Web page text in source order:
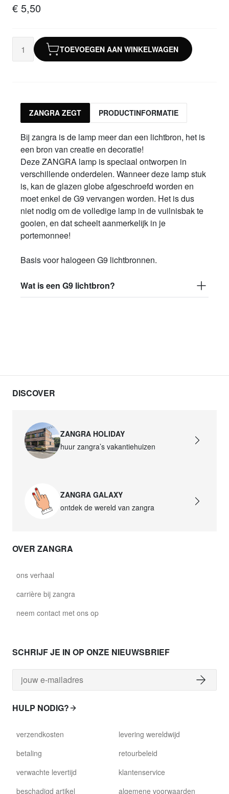
€ 5,50
TOEVOEGEN AAN WINKELWAGEN
ZANGRA ZEGT PRODUCTINFORMATIE
Bij zangra is de lamp meer dan een lichtbron, het is
een bron van creatie en decoratie!
Deze ZANGRA lamp is speciaal ontworpen in
verschillende onderdelen. Wanneer deze lamp stuk
is, kan de glazen globe afgeschroefd worden en
moet enkel de G9 vervangen worden. Het is dus
niet nodig om de volledige lamp in de vuilnisbak te
gooien, en dat scheelt aanmerkelijk in je
portemonnee!
Basis voor halogeen G9 lichtbronnen.
Wat is een G9 lichtbron?
DISCOVER
ZANGRA HOLIDAY
huur zangra’s vakantiehuizen
ZANGRA GALAXY
ontdek de wereld van zangra
OVER ZANGRA
ons verhaal
carrière bij zangra
neem contact met ons op
SCHRIJF JE IN OP ONZE NIEUWSBRIEF
HULP NODIG?
verzendkosten
betaling
verwachte levertijd
beschadigd artikel
levering wereldwijd
retourbeleid
klantenservice
algemene voorwaarden